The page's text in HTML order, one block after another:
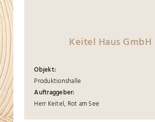
Keitel Haus GmbH
Objekt:
Produktionshalle
Auftraggeber:
Herr Keitel, Rot am See